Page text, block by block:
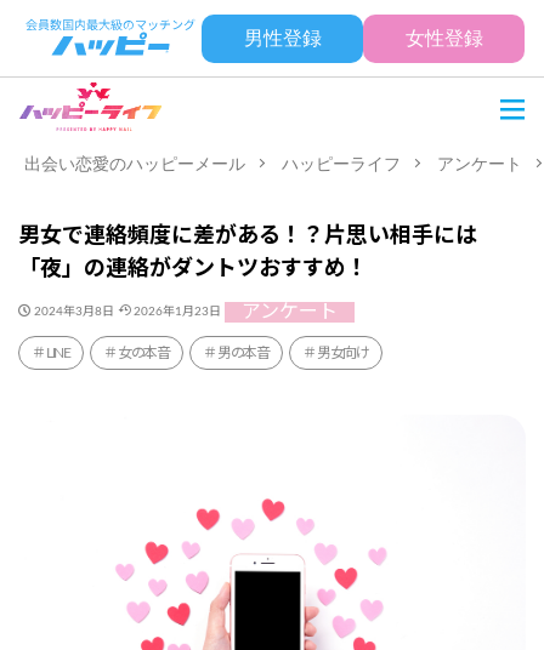
男性登録 女性登録
出会い恋愛のハッピーメール ハッピーライフ アンケート
男女で連絡頻度に差がある！？片思い相手には
「夜」の連絡がダントツおすすめ！
2024年3月8日 2026年1月23日 アンケート
LINE 女の本音 男の本音 男女向け